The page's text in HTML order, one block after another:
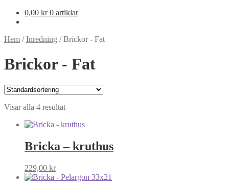
0,00 kr 0 artiklar
Hem /Inredning /Brickor - Fat
Brickor - Fat
Visar alla 4 resultat
Bricka – kruthus
229,00 kr